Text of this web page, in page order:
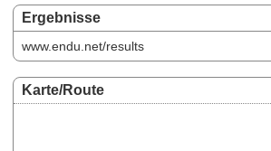
Ergebnisse
www.endu.net/results
Karte/Route